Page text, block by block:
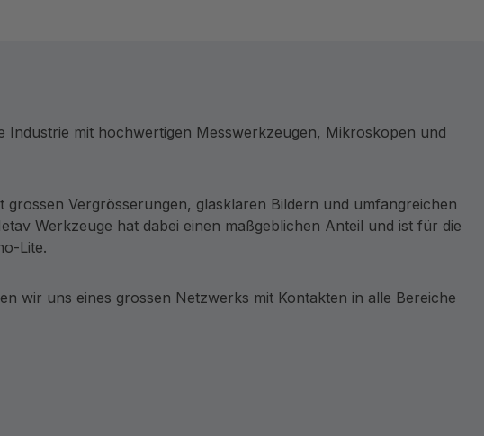
mit hochwertigen Messwerkzeugen, Mikroskopen und
Vergrösserungen, glasklaren Bildern und umfangreichen
Werkzeuge hat dabei einen maßgeblichen Anteil und ist für die
Lite.
wir uns eines grossen Netzwerks mit Kontakten in alle Bereiche